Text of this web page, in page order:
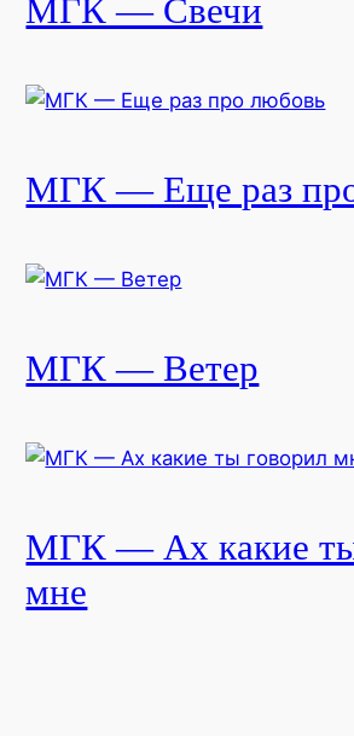
МГК — Свечи
МГК — Еще раз
МГК — Ветер
МГК — Ах какие ты
мне